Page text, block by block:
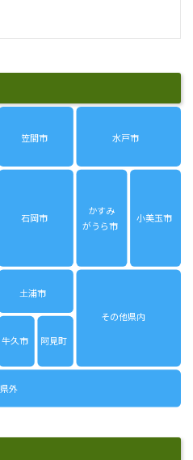
県外
その他県内
阿見町
牛久市
土浦市
小美玉市
かすみ
がうら市
石岡市
水戸市
笠間市